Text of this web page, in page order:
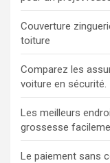
Couverture
toiture
Comparez les
voiture en sécurité.
Les meilleurs
grossesse
Le paiement sans